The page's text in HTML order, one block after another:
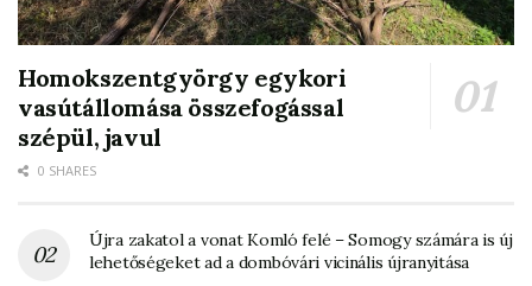
Homokszentgyörgy egykori
vasútállomása összefogással
szépül, javul
0 SHARES
Újra zakatol a vonat Komló felé – Somogy számára is új
lehetőségeket ad a dombóvári vicinális újranyitása